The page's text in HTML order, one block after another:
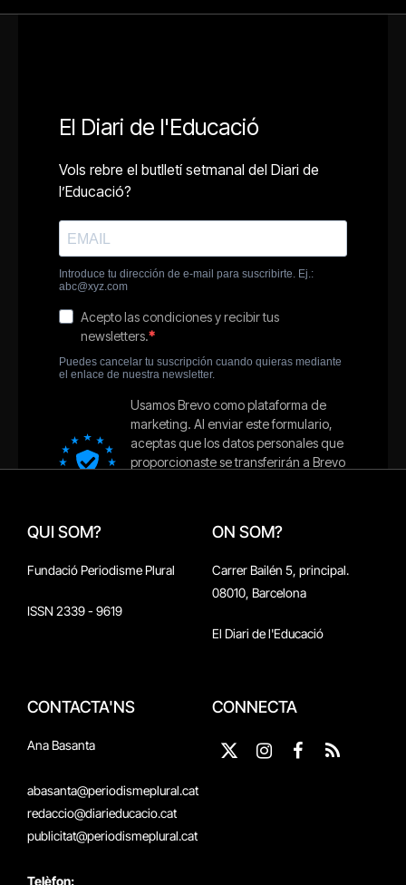
QUI SOM?
Fundació Periodisme Plural
ISSN 2339 - 9619
ON SOM?
Carrer Bailén 5, principal.
08010, Barcelona
El Diari de l'Educació
CONTACTA'NS
Ana Basanta
abasanta@periodismeplural.cat
redaccio@diarieducacio.cat
publicitat@periodismeplural.cat
Telèfon:
CONNECTA
X
Instagram
Facebook
RSS